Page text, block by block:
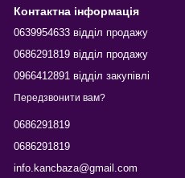
Контактна інформація
0639954633 відділ продажу
0686291819 відділ продажу
0966412891 відділ закупівлі
Передзвонити вам?
0686291819
0686291819
info.kancbaza@gmail.com